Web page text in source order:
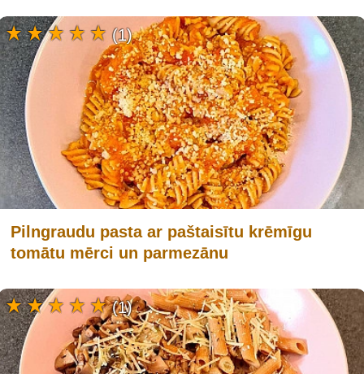
Pilngraudu pasta ar paštaisītu krēmīgu
tomātu mērci un parmezānu
(1)
(1)